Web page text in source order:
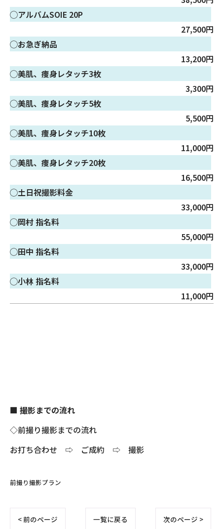
◯アルバムSOIE 20P
27,500円
◯お急ぎ納品
13,200円
◯美肌、痩身レタッチ3枚
3,300円
◯美肌、痩身レタッチ5枚
5,500円
◯美肌、痩身レタッチ10枚
11,000円
◯美肌、痩身レタッチ20枚
16,500円
◯土日祝撮影料金
33,000円
◯岡村 指名料
55,000円
◯田中 指名料
33,000円
◯小林 指名料
11,000円
■ 撮影までの流れ
◇前撮り撮影までの流れ
お打ち合わせ ⇨ ご成約 ⇨ 撮影
前撮り撮影プラン
< 前のページ 一覧に戻る 次のページ >